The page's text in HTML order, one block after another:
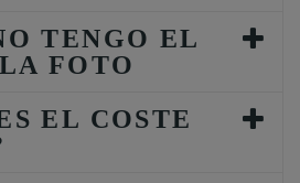
TENGO EL
FOTO
EL COSTE